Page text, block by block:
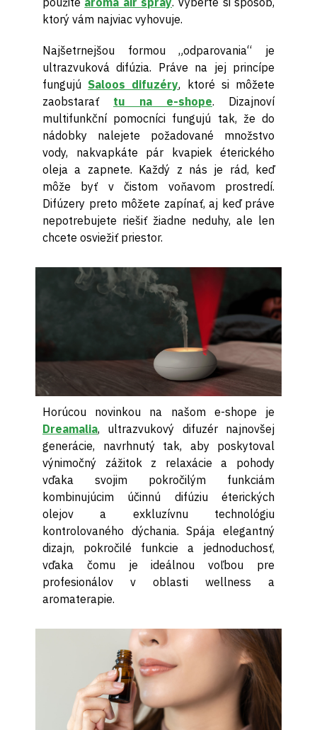
ktorý vám najviac vyhovuje.
Najšetrnejšou formou „odparovania“ je
ultrazvuková difúzia. Práve na jej princípe
fungujú Saloos difuzéry, ktoré si môžete
zaobstarať tu na e-shope. Dizajnoví
multifunkční pomocníci fungujú tak, že do
nádobky nalejete požadované množstvo
vody, nakvapkáte pár kvapiek éterického
oleja a zapnete. Každý z nás je rád, keď
môže byť v čistom voňavom prostredí.
Difúzery preto môžete zapínať, aj keď práve
nepotrebujete riešiť žiadne neduhy, ale len
chcete osviežiť priestor.
Horúcou novinkou na našom e-shope je
Dreamalia, ultrazvukový difuzér najnovšej
generácie, navrhnutý tak, aby poskytoval
výnimočný zážitok z relaxácie a pohody
vďaka svojim pokročilým funkciám
kombinujúcim účinnú difúziu éterických
olejov a exkluzívnu technológiu
kontrolovaného dýchania. Spája elegantný
dizajn, pokročilé funkcie a jednoduchosť,
vďaka čomu je ideálnou voľbou pre
profesionálov v oblasti wellness a
aromaterapie.